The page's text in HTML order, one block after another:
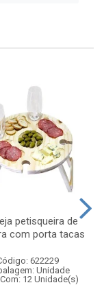
petisqueira de
com porta tacas
622229
Unidade
12 Unidade(s)